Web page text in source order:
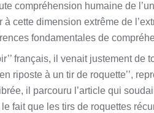
compréhension humaine de
cette dimension extrême de
fondamentales de
français, il venait justement
riposte à un tir de roquette’’,
il parcouru l’article qui
fait que les tirs de roquettes